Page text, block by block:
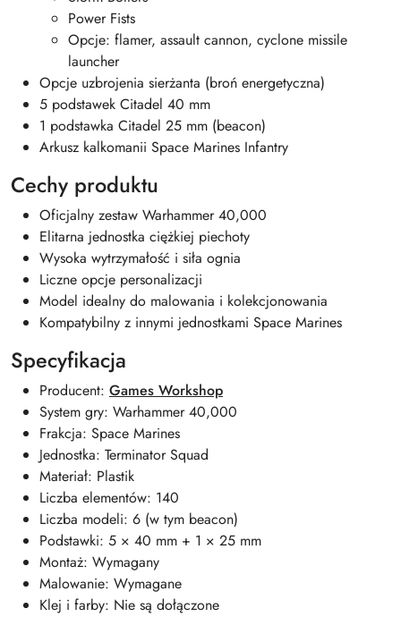
Power Fists
Opcje: flamer, assault cannon, cyclone missile
launcher
Opcje uzbrojenia sierżanta (broń energetyczna)
5 podstawek Citadel 40 mm
1 podstawka Citadel 25 mm (beacon)
Arkusz kalkomanii Space Marines Infantry
Cechy produktu
Oficjalny zestaw Warhammer 40,000
Elitarna jednostka ciężkiej piechoty
Wysoka wytrzymałość i siła ognia
Liczne opcje personalizacji
Model idealny do malowania i kolekcjonowania
Kompatybilny z innymi jednostkami Space Marines
Specyfikacja
Producent: Games Workshop
System gry: Warhammer 40,000
Frakcja: Space Marines
Jednostka: Terminator Squad
Materiał: Plastik
Liczba elementów: 140
Liczba modeli: 6 (w tym beacon)
Podstawki: 5 × 40 mm + 1 × 25 mm
Montaż: Wymagany
Malowanie: Wymagane
Klej i farby: Nie są dołączone